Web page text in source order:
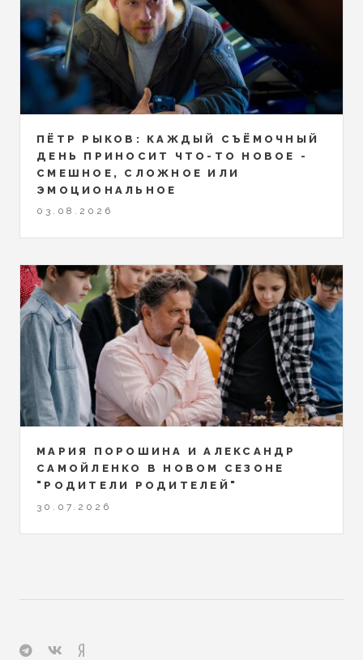
ПЁТР РЫКОВ: КАЖДЫЙ СЪЁМОЧНЫЙ
ДЕНЬ ПРИНОСИТ ЧТО-ТО НОВОЕ -
СМЕШНОЕ, СЛОЖНОЕ ИЛИ
ЭМОЦИОНАЛЬНОЕ
03.08.2026
МАРИЯ ПОРОШИНА И АЛЕКСАНДР
САМОЙЛЕНКО В НОВОМ СЕЗОНЕ
"РОДИТЕЛИ РОДИТЕЛЕЙ"
30.07.2026